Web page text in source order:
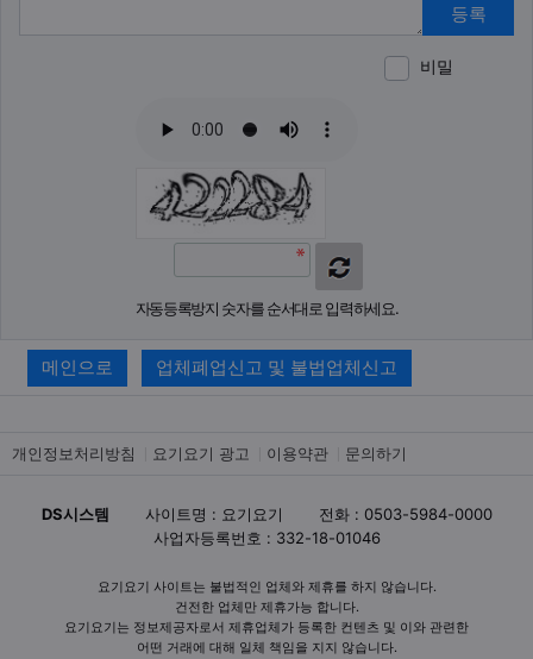
등록
비밀
자동등록방지 숫자를 순서대로 입력하세요.
메인으로 업체폐업신고 및 불법업체신고
개인정보처리방침 요기요기 광고 이용약관 문의하기
DS시스템 사이트명 : 요기요기
전화 : 0503-5984-0000
사업자등록번호 : 332-18-01046
요기요기 사이트는 불법적인 업체와 제휴를 하지 않습니다.
건전한 업체만 제휴가능 합니다.
요기요기는 정보제공자로서 제휴업체가 등록한 컨텐츠 및 이와 관련한
어떤 거래에 대해 일체 책임을 지지 않습니다.